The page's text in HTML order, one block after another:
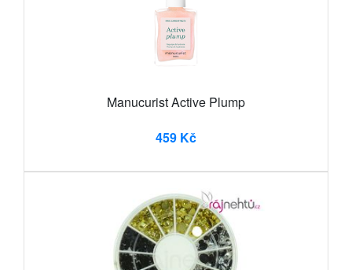
Manucurist Active Plump
459 Kč